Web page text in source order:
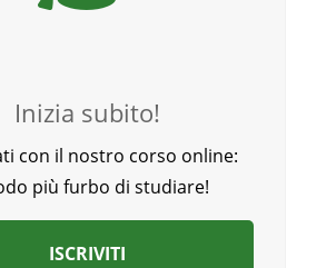
Inizia subito!
con il nostro corso online:
più furbo di studiare!
ISCRIVITI